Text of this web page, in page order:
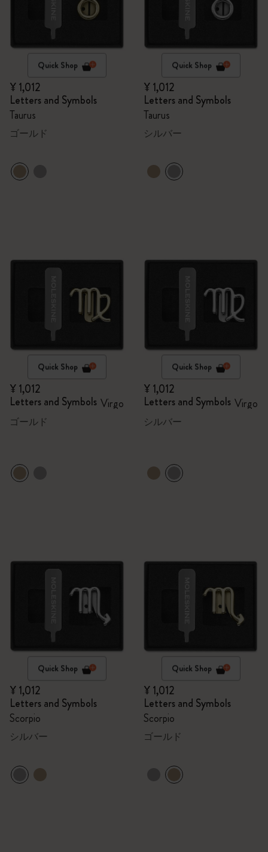
Quick Shop
¥ 1,012
Letters and Symbols
Taurus
ゴールド
Quick Shop
¥ 1,012
Letters and Symbols
Taurus
シルバー
Quick Shop
¥ 1,012
Letters and Symbols Virgo
ゴールド
Quick Shop
¥ 1,012
Letters and Symbols Virgo
シルバー
Quick Shop
¥ 1,012
Letters and Symbols
Scorpio
シルバー
Quick Shop
¥ 1,012
Letters and Symbols
Scorpio
ゴールド